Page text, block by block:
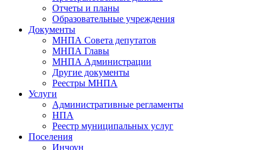
Отчеты и планы
Образовательные учреждения
Документы
МНПА Совета депутатов
МНПА Главы
МНПА Администрации
Другие документы
Реестры МНПА
Услуги
Административные регламенты
НПА
Реестр муниципальных услуг
Поселения
Инчоун